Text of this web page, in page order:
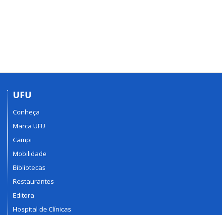
UFU
Conheça
Marca UFU
Campi
Mobilidade
Bibliotecas
Restaurantes
Editora
Hospital de Clínicas